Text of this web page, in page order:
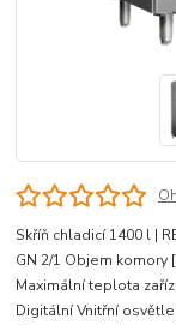
Skříň chladicí 1400 l |
GN 2/1 Objem komory
Maximální teplota
Digitální Vnitřní